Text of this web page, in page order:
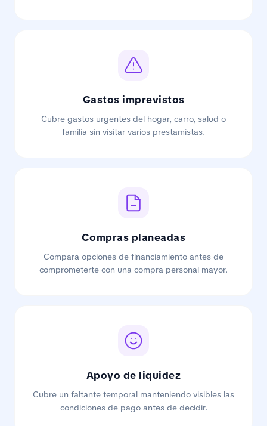
Gastos imprevistos
Cubre gastos urgentes del hogar, carro, salud o
familia sin visitar varios prestamistas.
Compras planeadas
Compara opciones de financiamiento antes de
comprometerte con una compra personal mayor.
Apoyo de liquidez
Cubre un faltante temporal manteniendo visibles las
condiciones de pago antes de decidir.